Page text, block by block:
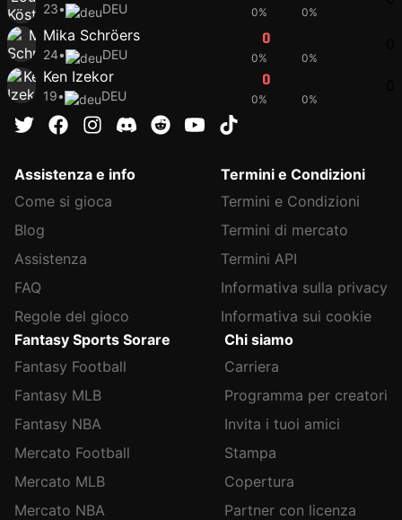
23• DEU 0% 0%
Mika Schröers
24• DEU
0
0% 0%
Ken Izekor
19• DEU
0
0% 0%
Assistenza e info
Come si gioca
Blog
Assistenza
FAQ
Regole del gioco
Termini e Condizioni
Termini e Condizioni
Termini di mercato
Termini API
Informativa sulla privacy
Informativa sui cookie
Fantasy Sports Sorare
Fantasy Football
Fantasy MLB
Fantasy NBA
Mercato Football
Mercato MLB
Mercato NBA
Chi siamo
Carriera
Programma per creatori
Invita i tuoi amici
Stampa
Copertura
Partner con licenza